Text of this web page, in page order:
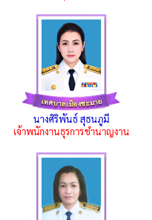
นางศิริพันธ์ สุธนภูมี
เจ้าพนักงานธุรการชำนาญงาน